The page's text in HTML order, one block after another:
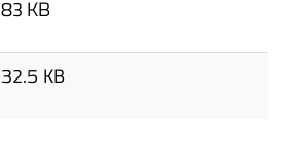
83 KB
32.5 KB